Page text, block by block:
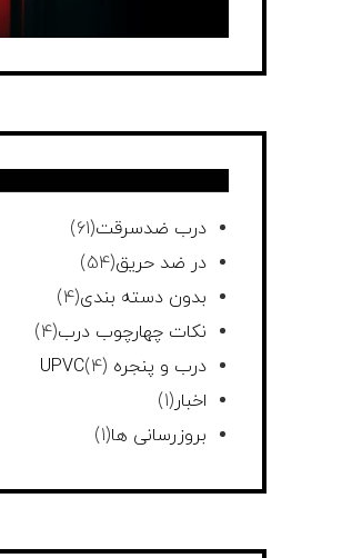
درب ضدسرقت(61)
در ضد حریق(54)
بدون دسته بندی(4)
نکات چهارچوب درب(4)
درب و پنجره UPVC (4)
اخبار(1)
بروزرسانی ها(1)